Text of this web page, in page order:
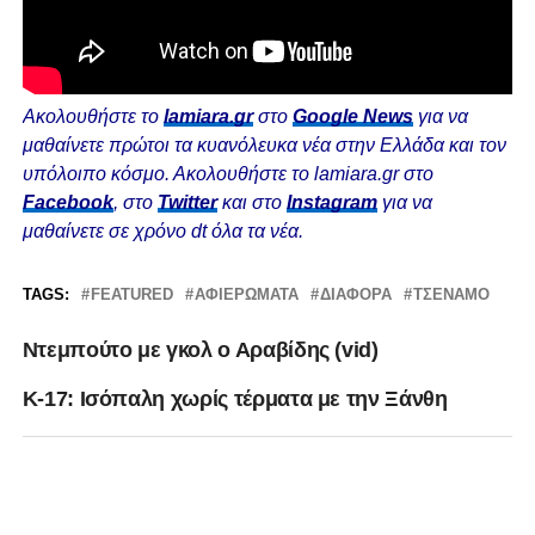
Ακολουθήστε το lamiara.grστο Google Newsγια να
μαθαίνετε πρώτοι τα κυανόλευκα νέα στην Ελλάδα και τον
υπόλοιπο κόσμο. Ακολουθήστε το lamiara.gr στο
Facebook, στο Twitterκαι στο Instagram για να
μαθαίνετε σε χρόνο dt όλα τα νέα.
TAGS: FEATURED ΑΦΙΕΡΏΜΑΤΑ ΔΙΆΦΟΡΑ ΤΣΕΝΑΜΟ
Ντεμπούτο με γκολ ο Αραβίδης (vid)
Κ-17: Ισόπαλη χωρίς τέρματα με την Ξάνθη